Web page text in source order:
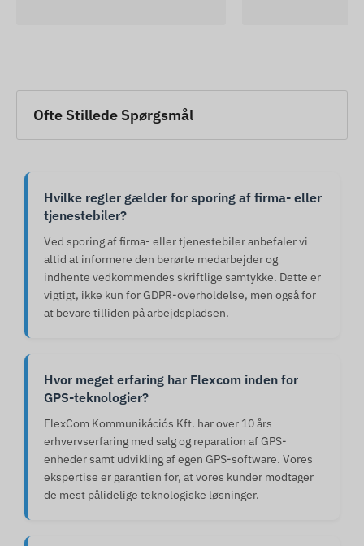
Ofte Stillede Spørgsmål
Hvilke regler gælder for sporing af firma- eller
tjenestebiler?
Ved sporing af firma- eller tjenestebiler anbefaler vi
altid at informere den berørte medarbejder og
indhente vedkommendes skriftlige samtykke. Dette er
vigtigt, ikke kun for GDPR-overholdelse, men også for
at bevare tilliden på arbejdspladsen.
Hvor meget erfaring har Flexcom inden for
GPS-teknologier?
FlexCom Kommunikációs Kft. har over 10 års
erhvervserfaring med salg og reparation af GPS-
enheder samt udvikling af egen GPS-software. Vores
ekspertise er garantien for, at vores kunder modtager
de mest pålidelige teknologiske løsninger.